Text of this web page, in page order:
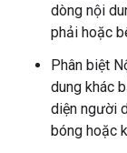
dòng nội
phải hoặc
Phân biệt
dung khác
diện người
bóng hoặc